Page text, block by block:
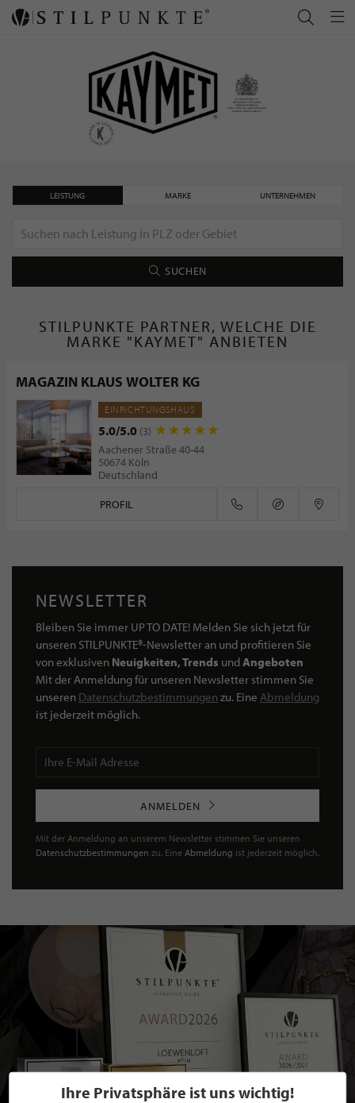
LEISTUNG MARKE UNTERNEHMEN
SUCHEN
STILPUNKTE PARTNER, WELCHE DIE
MARKE "KAYMET" ANBIETEN
MAGAZIN KLAUS WOLTER KG
EINRICHTUNGSHAUS
5.0/5.0 (3)
Aachener Straße 40-44
50674 Köln
Deutschland
PROFIL
NEWSLETTER
Bleiben Sie immer UP TO DATE! Melden Sie sich jetzt für
unseren STILPUNKTE®-Newsletter an und profitieren Sie
von exklusiven Neuigkeiten, Trends undAngeboten
Mit der Anmeldung für unseren Newsletter stimmen Sie
unseren Datenschutzbestimmungen zu. Eine Abmeldung
ist jederzeit möglich.
ANMELDEN
Mit der Anmeldung an unserem Newsletter stimmen Sie unseren
Datenschutzbestimmungen zu. Eine Abmeldung ist jederzeit möglich.
Ihre Privatsphäre ist uns wichtig!